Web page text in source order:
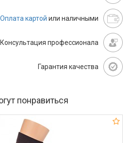
Оплата картой или наличными
Консультация профессионала
Гарантия качества
понравиться